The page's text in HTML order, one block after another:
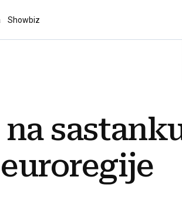
Showbiz